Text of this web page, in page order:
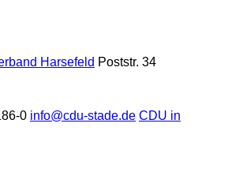
Harsefeld Poststr. 34
0 info@cdu-stade.de CDU in